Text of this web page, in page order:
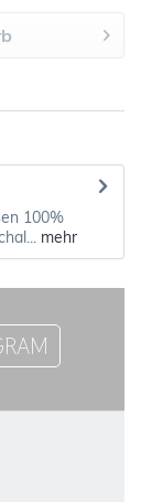
100%
mehr